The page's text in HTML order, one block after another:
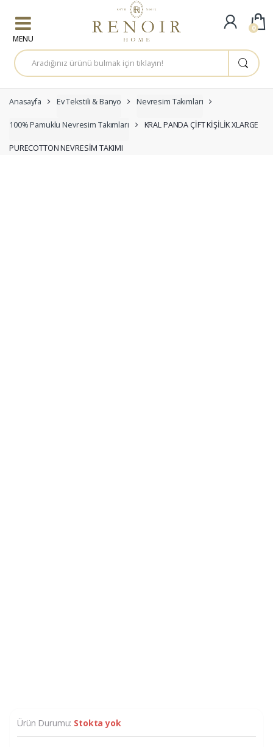
A
r
a
a
:
Anasayfa Ev Tekstili & Banyo Nevresim Takımları
100% Pamuklu Nevresim Takımları KRAL PANDA ÇİFT KİŞİLİK XLARGE
PURECOTTON NEVRESİM TAKIMI
Ürün Durumu: Stokta yok
0